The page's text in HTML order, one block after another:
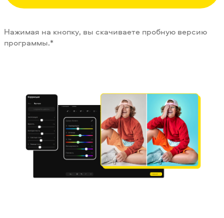
Нажимая на кнопку, вы скачиваете пробную версию
программы.*